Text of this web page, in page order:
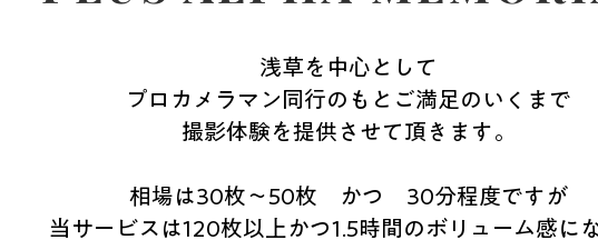
浅草を中心として
プロカメラマン同行のもとご満足のいくまで
撮影体験を提供させて頂きます。
相場は30枚～50枚 かつ 30分程度ですが
当サービスは120枚以上かつ1.5時間のボリューム感に